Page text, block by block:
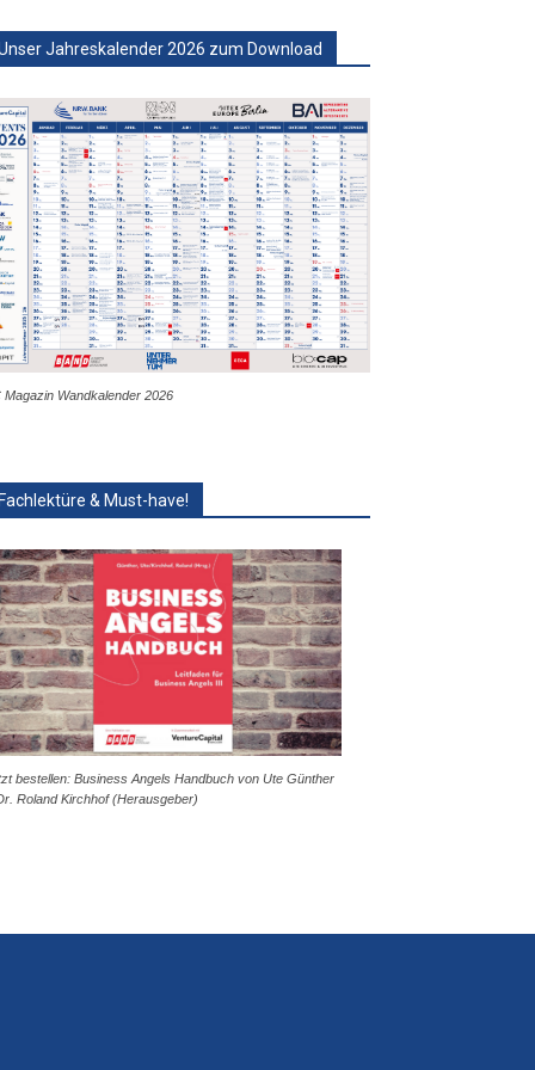
Jahreskalender 2026 zum Download
Magazin Wandkalender 2026
& Must-have!
bestellen: Business Angels Handbuch von Ute Günther
Roland Kirchhof (Herausgeber)